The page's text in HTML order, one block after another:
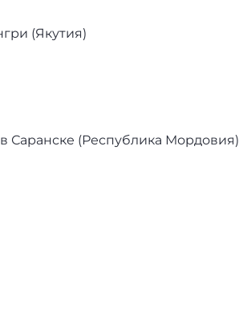
(Якутия)
Саранске (Республика Мордовия)